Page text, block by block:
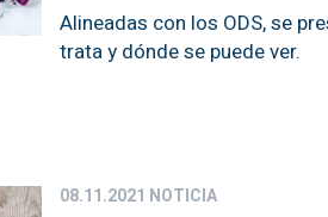
Alineadas con los ODS, se
trata y dónde se puede ver.
08.11.2021 NOTICIA